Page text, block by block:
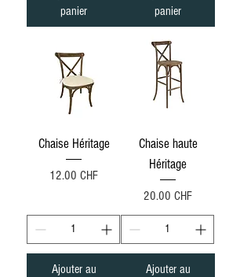
panier
panier
Chaise Héritage
Prix
12.00 CHF
Ajouter au
Chaise haute
Héritage
Prix
20.00 CHF
Ajouter au